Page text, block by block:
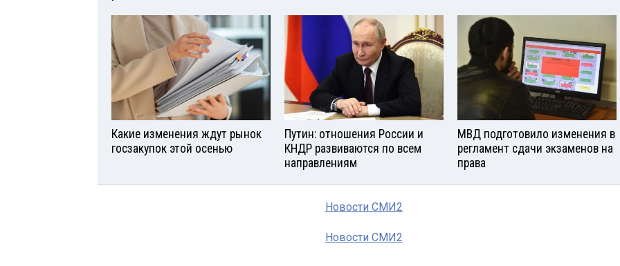
Какие изменения ждут рынок
госзакупок этой осенью
Путин: отношения России и
КНДР развиваются по всем
направлениям
МВД подготовило изменения в
регламент сдачи экзаменов на
права
Новости СМИ2
Новости СМИ2